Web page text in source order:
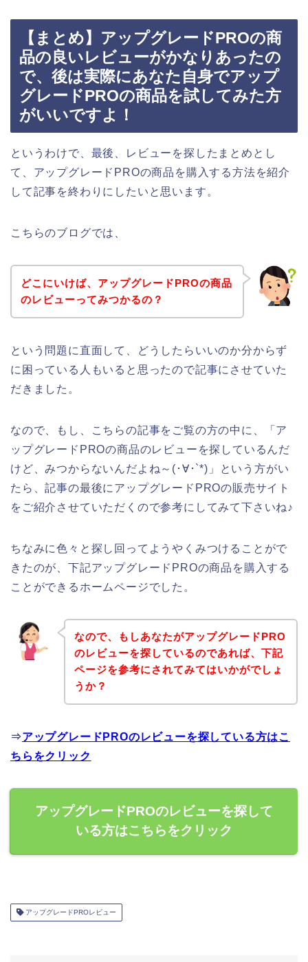
【まとめ】アップグレードPROの商
品の良いレビューがかなりあったの
で、後は実際にあなた自身でアップ
グレードPROの商品を試してみた方
がいいですよ！
というわけで、最後、レビューを探したまとめとし
て、アップグレードPROの商品を購入する方法を紹介
して記事を終わりにしたいと思います。
こちらのブログでは、
どこにいけば、アップグレードPROの商品
のレビューってみつかるの？
という問題に直面して、どうしたらいいのか分からず
に困っている人もいると思ったので記事にさせていた
だきました。
なので、もし、こちらの記事をご覧の方の中に、「ア
ップグレードPROの商品のレビューを探しているんだ
けど、みつからないんだよね～(･∀･`*)」という方がい
たら、記事の最後にアップグレードPROの販売サイト
をご紹介させていただくので参考にしてみて下さいね♪
ちなみに色々と探し回ってようやくみつけることがで
きたのが、下記アップグレードPROの商品を購入する
ことができるホームページでした。
なので、もしあなたがアップグレードPRO
のレビューを探しているのであれば、下記
ページを参考にされてみてはいかがでしょ
うか？
⇒アップグレードPROのレビューを探している方はこ
ちらをクリック
アップグレードPROのレビューを探して
いる方はこちらをクリック
アップグレードPROレビュー